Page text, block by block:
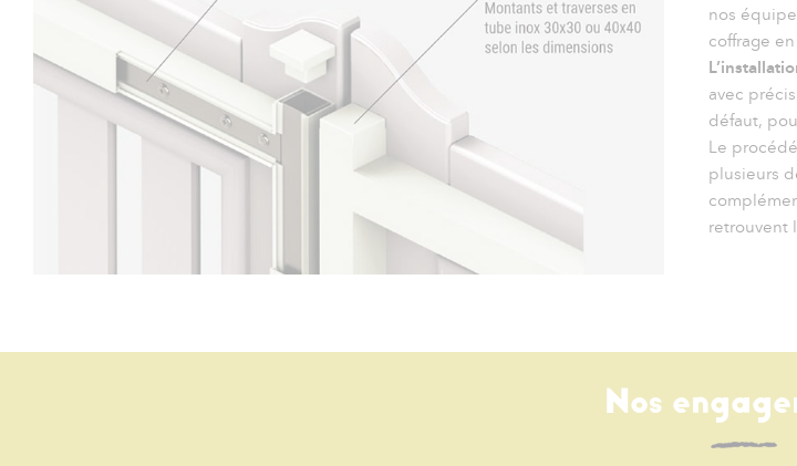
nos
coffrage
avec
défaut,
Le
plusieurs
retrouvent
Nos